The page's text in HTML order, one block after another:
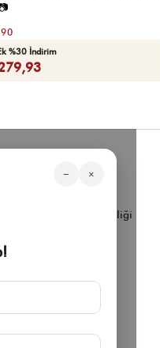
%30 İndirim
Kurumsal
İnfluencer İş Birliği
− ×